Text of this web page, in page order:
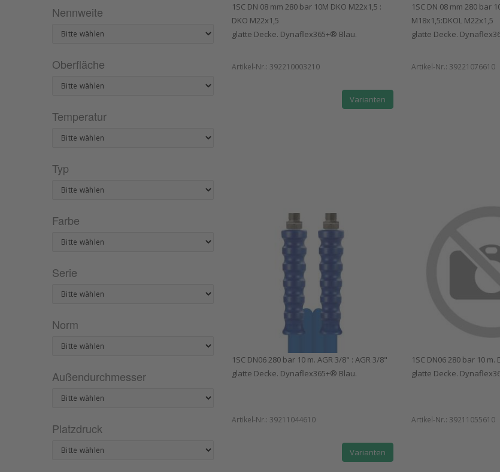
Nennweite
Oberfläche
Temperatur
Typ
Farbe
Serie
Norm
Außendurchmesser
Platzdruck
1SC DN 08 mm 280 bar 10M DKO M22x1,5 :
DKO M22x1,5
glatte Decke. Dynaflex365+® Blau.
Artikel-Nr.: 392210003210
Varianten
1SC DN 08 mm 280 bar
M18x1,5:DKOL M22x1,5
glatte Decke.
Artikel-Nr.: 39221076610
1SC DN06 280 bar 10 m. AGR 3/8" : AGR 3/8"
glatte Decke. Dynaflex365+® Blau.
Artikel-Nr.: 39211044610
Varianten
1SC DN06 280 bar 10 m.
glatte Decke.
Artikel-Nr.: 39211055610